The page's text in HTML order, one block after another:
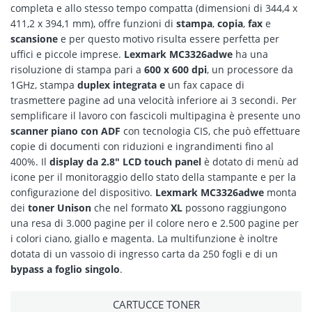
completa e allo stesso tempo compatta (dimensioni di 344,4 x
411,2 x 394,1 mm), offre funzioni di stampa, copia, fax e
scansione e per questo motivo risulta essere perfetta per
uffici e piccole imprese. Lexmark MC3326adwe ha una
risoluzione di stampa pari a 600 x 600 dpi, un processore da
1GHz, stampa duplex integrata e un fax capace di
trasmettere pagine ad una velocità inferiore ai 3 secondi. Per
semplificare il lavoro con fascicoli multipagina è presente uno
scanner piano con ADF con tecnologia CIS, che può effettuare
copie di documenti con riduzioni e ingrandimenti fino al
400%. Il display da 2.8" LCD touch panel è dotato di menù ad
icone per il monitoraggio dello stato della stampante e per la
configurazione del dispositivo. Lexmark MC3326adwe monta
dei toner Unison che nel formato XL possono raggiungono
una resa di 3.000 pagine per il colore nero e 2.500 pagine per
i colori ciano, giallo e magenta. La multifunzione è inoltre
dotata di un vassoio di ingresso carta da 250 fogli e di un
bypass a foglio singolo.
CARTUCCE TONER